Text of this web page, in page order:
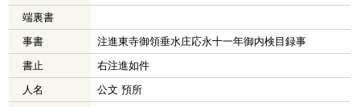
端裏書
事書
注進東寺御領垂水庄応永十一年御内検目録事
書止
右注進如件
人名
公文 預所